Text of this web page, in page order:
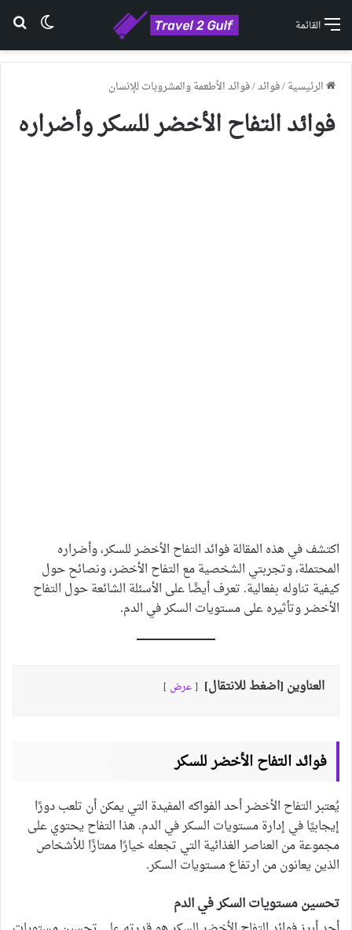
القائمة
الرئيسية/فوائد/فوائد الأطعمة والمشروبات للإنسان
فوائد التفاح الأخضر للسكر وأضراره
اكتشف في هذه المقالة فوائد التفاح الأخضر للسكر، وأضراره
المحتملة، وتجربتي الشخصية مع التفاح الأخضر، ونصائح حول
كيفية تناوله بفعالية. تعرف أيضًا على الأسئلة الشائعة حول التفاح
الأخضر وتأثيره على مستويات السكر في الدم.
العناوين [اضغط للانتقال] عرض
فوائد التفاح الأخضر للسكر
يُعتبر التفاح الأخضر أحد الفواكه المفيدة التي يمكن أن تلعب دورًا
إيجابيًا في إدارة مستويات السكر في الدم. هذا التفاح يحتوي على
مجموعة من العناصر الغذائية التي تجعله خيارًا ممتازًا للأشخاص
الذين يعانون من ارتفاع مستويات السكر.
تحسين مستويات السكر في الدم